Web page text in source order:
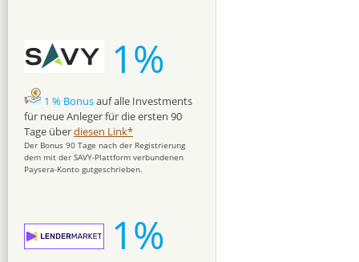
1%
1 % Bonusauf alle Investments
für neue Anleger für die ersten 90
Tage überdiesen Link*
Der Bonus 90 Tage nach der Registrierung
dem mit der SAVY-Plattform verbundenen
Paysera-Konto gutgeschrieben.
1%